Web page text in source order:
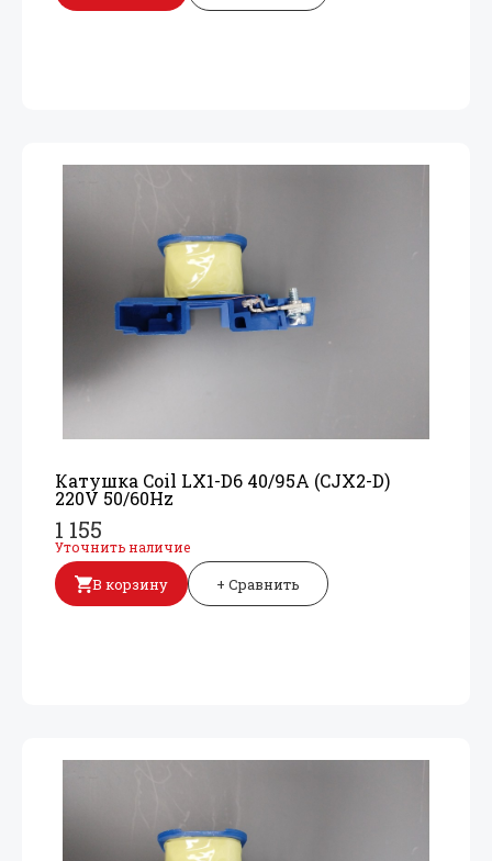
Катушка Coil LX1-D6 40/95A (CJX2-D)
220V 50/60Hz
1 155
Уточнить наличие
В корзину + Сравнить